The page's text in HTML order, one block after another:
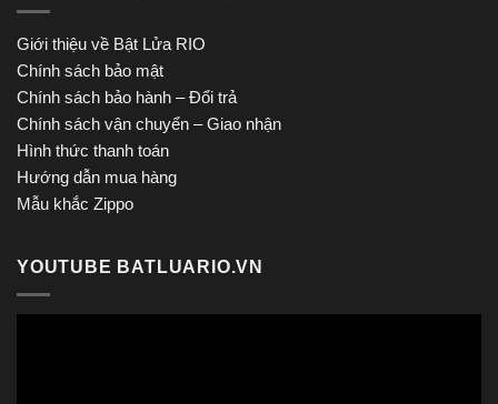
Giới thiệu về Bật Lửa RIO
Chính sách bảo mật
Chính sách bảo hành – Đổi trả
Chính sách vận chuyển – Giao nhận
Hình thức thanh toán
Hướng dẫn mua hàng
Mẫu khắc Zippo
YOUTUBE BATLUARIO.VN